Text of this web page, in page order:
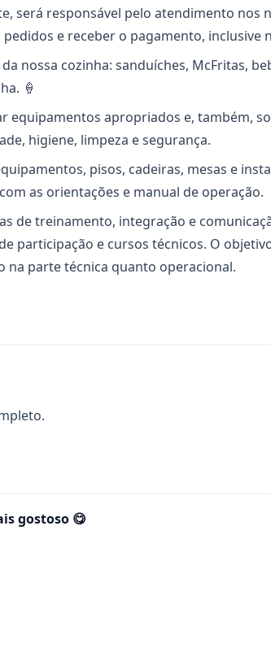
será responsável pelo atendimento nos
e receber o pagamento, inclusive
nossa cozinha: sanduíches, McFritas,
🍦
equipamentos apropriados e, também,
higiene, limpeza e segurança.
pisos, cadeiras, mesas e
as orientações e manual de operação.
de treinamento, integração e
participação e cursos técnicos. O
na parte técnica quanto operacional.
gostoso 😋